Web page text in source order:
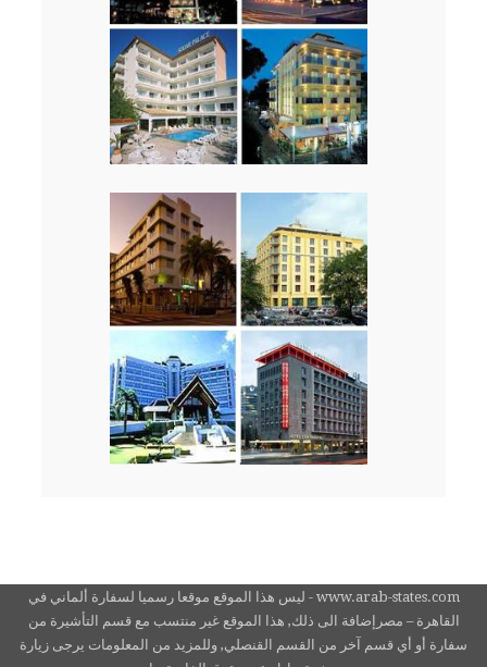
www.arab-states.com - ليس هذا الموقع موقعا رسميا لسفارة ألماني في
القاهرة – مصرإضافة الى ذلك, هذا الموقع غير منتسب مع قسم التأشيرة من
سفارة أو أي قسم آخر من القسم القنصلي, وللمزيد من المعلومات يرجى زيارة